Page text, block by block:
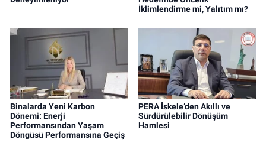
İklimlendirme mi, Yalıtım mı?
Binalarda Yeni Karbon
Dönemi: Enerji
Performansından Yaşam
Döngüsü Performansına Geçiş
PERA İskele’den Akıllı ve
Sürdürülebilir Dönüşüm
Hamlesi